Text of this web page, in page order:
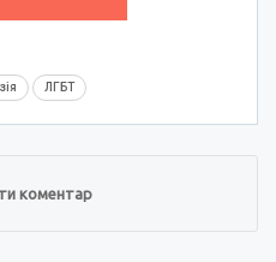
ЛГБТ
коментар